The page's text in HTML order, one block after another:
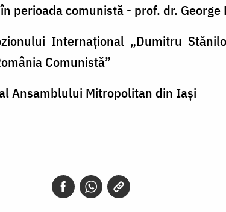
perioada comunistă - prof. dr. George
Internațional „Dumitru
Comunistă”
Ansamblului Mitropolitan din Iași